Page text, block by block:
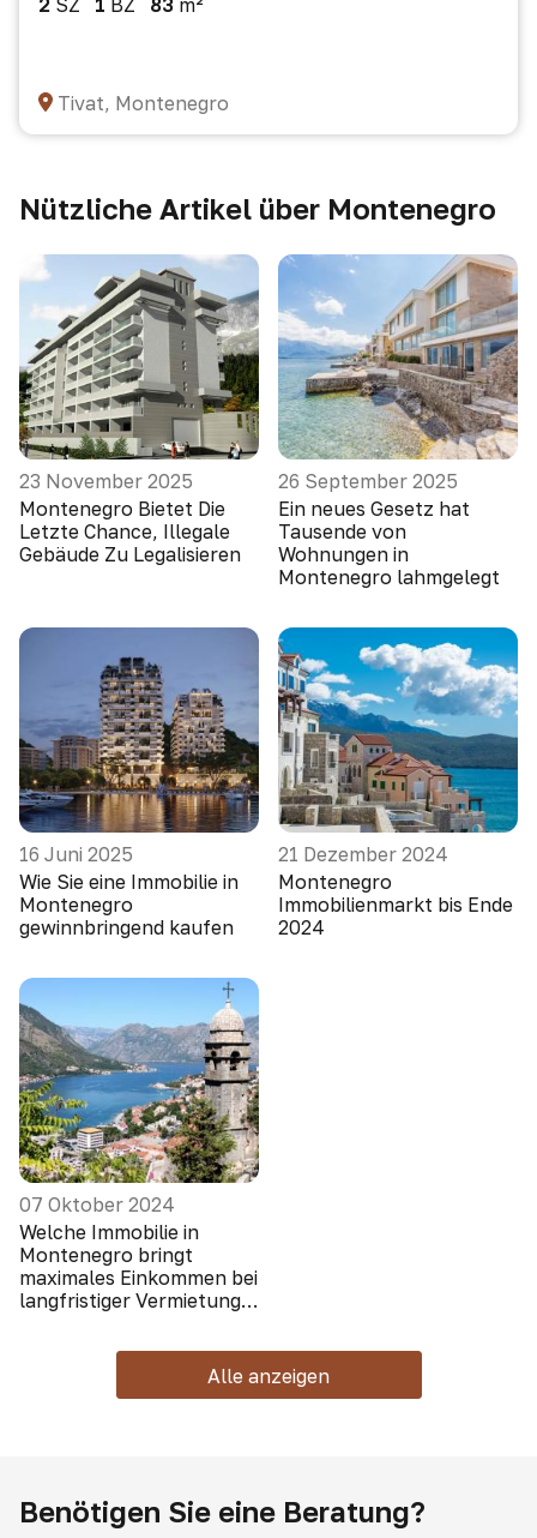
2 SZ 1 BZ 83 m²
Tivat, Montenegro
Nützliche Artikel über Montenegro
23 November 2025
Montenegro Bietet Die
Letzte Chance, Illegale
Gebäude Zu Legalisieren
26 September 2025
Ein neues Gesetz hat
Tausende von
Wohnungen in
Montenegro lahmgelegt
16 Juni 2025
Wie Sie eine Immobilie in
Montenegro
gewinnbringend kaufen
21 Dezember 2024
Montenegro
Immobilienmarkt bis Ende
2024
07 Oktober 2024
Welche Immobilie in
Montenegro bringt
maximales Einkommen bei
langfristiger Vermietung
Alle anzeigen
Benötigen Sie eine Beratung?